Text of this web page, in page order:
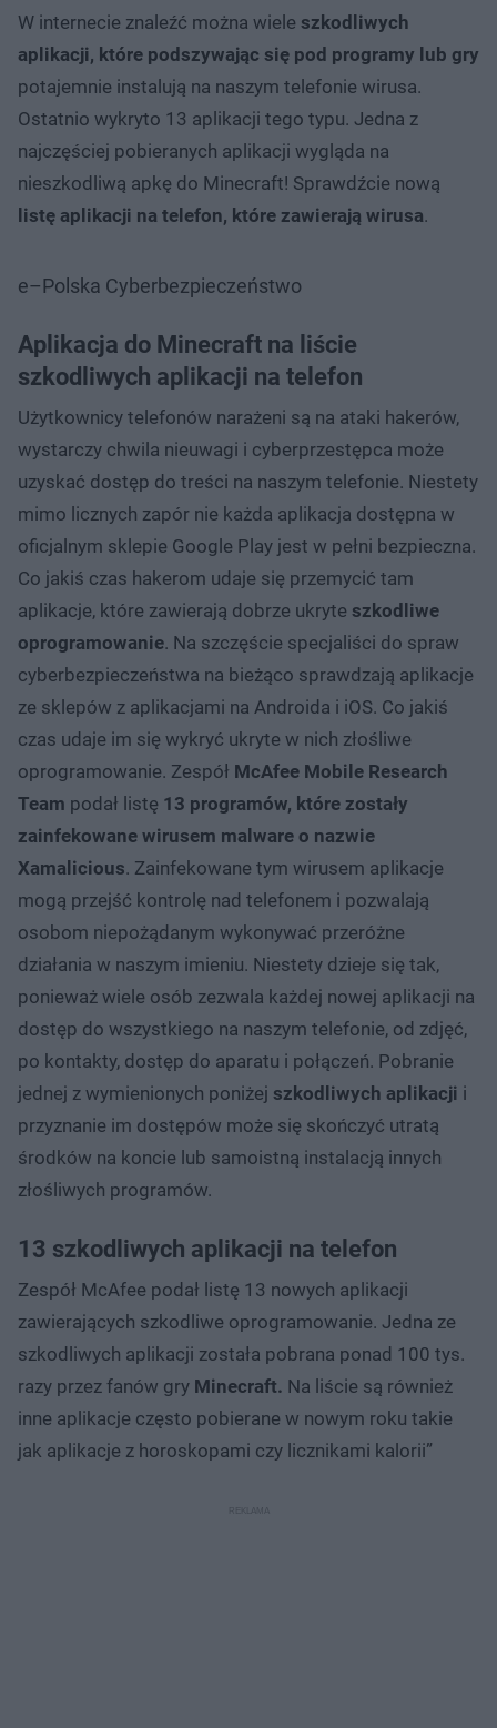
W internecie znaleźć można wiele szkodliwych
aplikacji, które podszywając się pod programy lub gry
potajemnie instalują na naszym telefonie wirusa.
Ostatnio wykryto 13 aplikacji tego typu. Jedna z
najczęściej pobieranych aplikacji wygląda na
nieszkodliwą apkę do Minecraft! Sprawdźcie nową
listę aplikacji na telefon, które zawierają wirusa.
e–Polska Cyberbezpieczeństwo
Aplikacja do Minecraft na liście
szkodliwych aplikacji na telefon
Użytkownicy telefonów narażeni są na ataki hakerów,
wystarczy chwila nieuwagi i cyberprzestępca może
uzyskać dostęp do treści na naszym telefonie. Niestety
mimo licznych zapór nie każda aplikacja dostępna w
oficjalnym sklepie Google Play jest w pełni bezpieczna.
Co jakiś czas hakerom udaje się przemycić tam
aplikacje, które zawierają dobrze ukryte szkodliwe
oprogramowanie. Na szczęście specjaliści do spraw
cyberbezpieczeństwa na bieżąco sprawdzają aplikacje
ze sklepów z aplikacjami na Androida i iOS. Co jakiś
czas udaje im się wykryć ukryte w nich złośliwe
oprogramowanie. Zespół McAfee Mobile Research
Team podał listę 13 programów, które zostały
zainfekowane wirusem malware o nazwie
Xamalicious. Zainfekowane tym wirusem aplikacje
mogą przejść kontrolę nad telefonem i pozwalają
osobom niepożądanym wykonywać przeróżne
działania w naszym imieniu. Niestety dzieje się tak,
ponieważ wiele osób zezwala każdej nowej aplikacji na
dostęp do wszystkiego na naszym telefonie, od zdjęć,
po kontakty, dostęp do aparatu i połączeń. Pobranie
jednej z wymienionych poniżej szkodliwych aplikacji i
przyznanie im dostępów może się skończyć utratą
środków na koncie lub samoistną instalacją innych
złośliwych programów.
13 szkodliwych aplikacji na telefon
Zespół McAfee podał listę 13 nowych aplikacji
zawierających szkodliwe oprogramowanie. Jedna ze
szkodliwych aplikacji została pobrana ponad 100 tys.
razy przez fanów gry Minecraft. Na liście są również
inne aplikacje często pobierane w nowym roku takie
jak aplikacje z horoskopami czy licznikami kalorii”